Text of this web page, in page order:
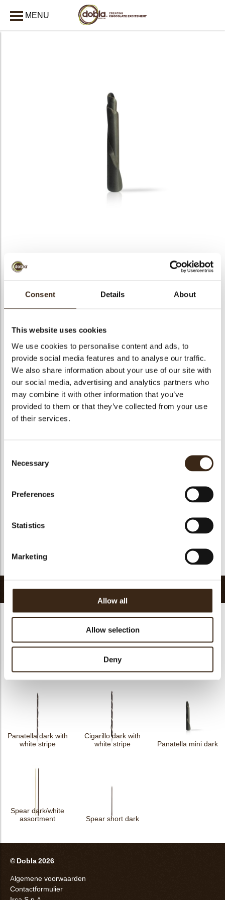
Consent Details About
This website uses cookies
We use cookies to personalise content and ads, to
provide social media features and to analyse our traffic.
We also share information about your use of our site with
our social media, advertising and analytics partners who
may combine it with other information that you’ve
provided to them or that they’ve collected from your use
of their services.
Selection
Necessary
Preferences
Statistics
Marketing
Allow all
Allow selection
Deny
MENU
Panatella mini dark
Bruto gewicht
Aantal stuks
Vorm
Stick
Beschikbaarheid
Het hele jaar verkrijgbaar
Afmetingen
45 X 6 MM
Kleur
Pure chocolade
Size indication
ja
ja
ja
GMO-vrij
ja
FDA goedgekeurd
Terug naar collectie
Gerelateerde producten
Decotube dark Mikado dark Panatella dark
Panatella dark with
white stripe
Cigarillo dark with
white stripe
Panatella mini dark
Spear dark/white
assortment
Spear short dark
© Dobla 2026
Algemene voorwaarden
Contactformulier